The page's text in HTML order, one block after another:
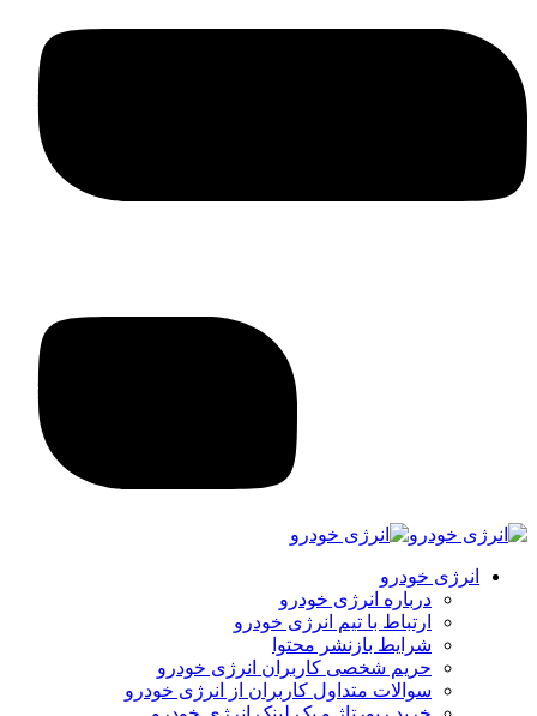
انرژی خودرو
درباره انرژی خودرو
ارتباط با تیم انرژی خودرو
شرایط بازنشر محتوا
حریم شخصی کاربران انرژی خودرو
سوالات متداول کاربران از انرژی خودرو